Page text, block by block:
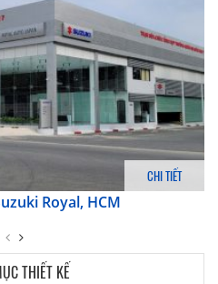
CHI TIẾT
Royal, HCM
THIẾT KẾ